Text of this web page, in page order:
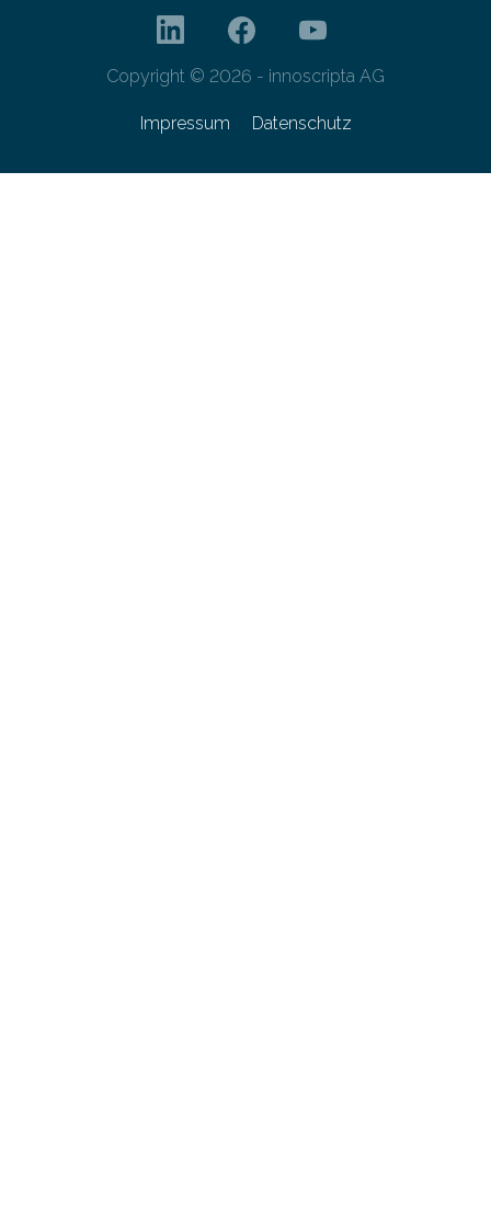
Copyright © 2026 - innoscripta AG
Impressum Datenschutz